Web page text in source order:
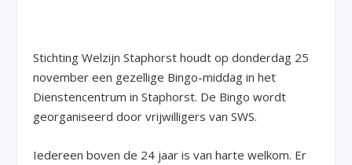
Stichting Welzijn Staphorst houdt op donderdag 25
november een gezellige Bingo-middag in het
Dienstencentrum in Staphorst. De Bingo wordt
georganiseerd door vrijwilligers van SWS.
Iedereen boven de 24 jaar is van harte welkom. Er